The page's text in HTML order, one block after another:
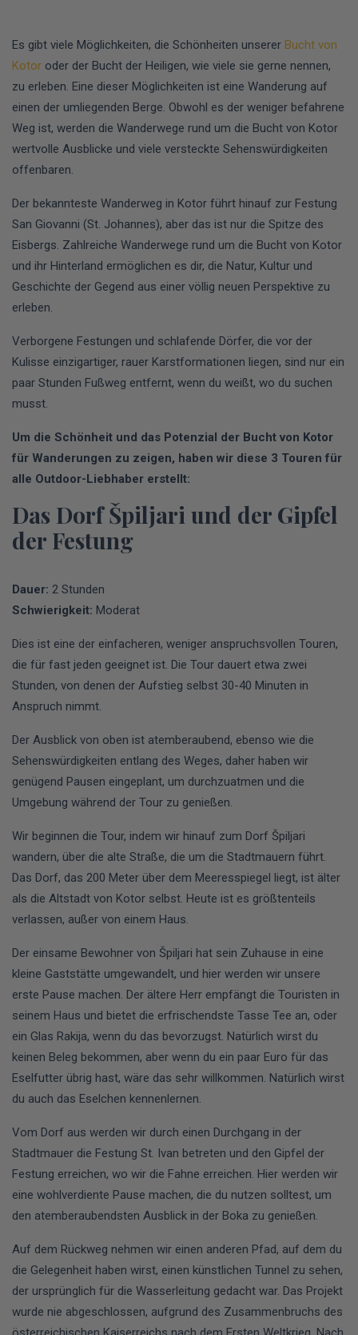
Es gibt viele Möglichkeiten, die Schönheiten unserer Bucht von
Kotor oder der Bucht der Heiligen, wie viele sie gerne nennen,
zu erleben. Eine dieser Möglichkeiten ist eine Wanderung auf
einen der umliegenden Berge. Obwohl es der weniger befahrene
Weg ist, werden die Wanderwege rund um die Bucht von Kotor
wertvolle Ausblicke und viele versteckte Sehenswürdigkeiten
offenbaren.
Der bekannteste Wanderweg in Kotor führt hinauf zur Festung
San Giovanni (St. Johannes), aber das ist nur die Spitze des
Eisbergs. Zahlreiche Wanderwege rund um die Bucht von Kotor
und ihr Hinterland ermöglichen es dir, die Natur, Kultur und
Geschichte der Gegend aus einer völlig neuen Perspektive zu
erleben.
Verborgene Festungen und schlafende Dörfer, die vor der
Kulisse einzigartiger, rauer Karstformationen liegen, sind nur ein
paar Stunden Fußweg entfernt, wenn du weißt, wo du suchen
musst.
Um die Schönheit und das Potenzial der Bucht von Kotor
für Wanderungen zu zeigen, haben wir diese 3 Touren für
alle Outdoor-Liebhaber erstellt:
Das Dorf Špiljari und der Gipfel
der Festung
Dauer: 2 Stunden
Schwierigkeit: Moderat
Dies ist eine der einfacheren, weniger anspruchsvollen Touren,
die für fast jeden geeignet ist. Die Tour dauert etwa zwei
Stunden, von denen der Aufstieg selbst 30-40 Minuten in
Anspruch nimmt.
Der Ausblick von oben ist atemberaubend, ebenso wie die
Sehenswürdigkeiten entlang des Weges, daher haben wir
genügend Pausen eingeplant, um durchzuatmen und die
Umgebung während der Tour zu genießen.
Wir beginnen die Tour, indem wir hinauf zum Dorf Špiljari
wandern, über die alte Straße, die um die Stadtmauern führt.
Das Dorf, das 200 Meter über dem Meeresspiegel liegt, ist älter
als die Altstadt von Kotor selbst. Heute ist es größtenteils
verlassen, außer von einem Haus.
Der einsame Bewohner von Špiljari hat sein Zuhause in eine
kleine Gaststätte umgewandelt, und hier werden wir unsere
erste Pause machen. Der ältere Herr empfängt die Touristen in
seinem Haus und bietet die erfrischendste Tasse Tee an, oder
ein Glas Rakija, wenn du das bevorzugst. Natürlich wirst du
keinen Beleg bekommen, aber wenn du ein paar Euro für das
Eselfutter übrig hast, wäre das sehr willkommen. Natürlich wirst
du auch das Eselchen kennenlernen.
Vom Dorf aus werden wir durch einen Durchgang in der
Stadtmauer die Festung St. Ivan betreten und den Gipfel der
Festung erreichen, wo wir die Fahne erreichen. Hier werden wir
eine wohlverdiente Pause machen, die du nutzen solltest, um
den atemberaubendsten Ausblick in der Boka zu genießen.
Auf dem Rückweg nehmen wir einen anderen Pfad, auf dem du
die Gelegenheit haben wirst, einen künstlichen Tunnel zu sehen,
der ursprünglich für die Wasserleitung gedacht war. Das Projekt
wurde nie abgeschlossen, aufgrund des Zusammenbruchs des